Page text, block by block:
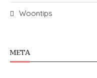
Woontips
META